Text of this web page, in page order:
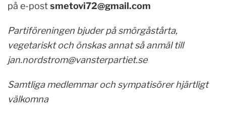
på e-postsmetovi72@gmail.com
Partiföreningen bjuder på smörgåstårta,
vegetariskt och önskas annat så anmäl till
jan.nordstrom@vansterpartiet.se
Samtliga medlemmar och sympatisörer hjärtligt
välkomna